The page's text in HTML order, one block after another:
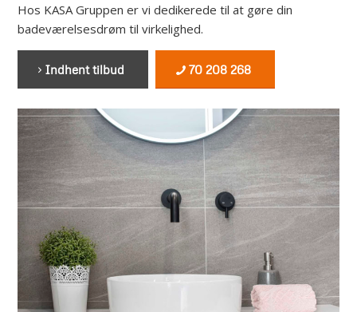
Hos KASA Gruppen er vi dedikerede til at gøre din
badeværelsesdrøm til virkelighed.
Indhent tilbud 70 208 268